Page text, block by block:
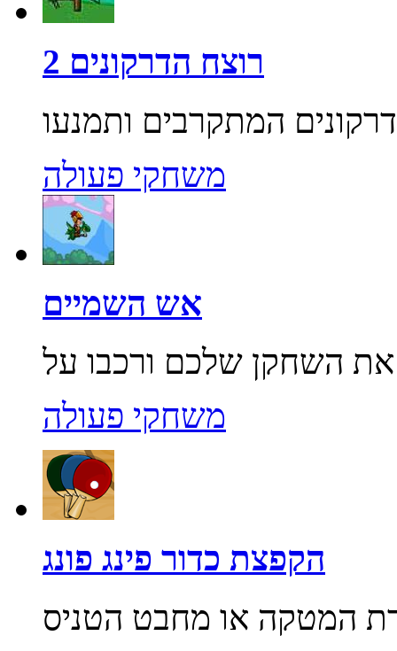
רוצח הדרקונים 2
משחקי פעולה
אש השמיים
משחקי פעולה
הקפצת כדור פינג פונג